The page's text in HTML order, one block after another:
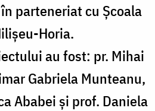
parteneriat cu Școala
Horia.
au fost: pr. Mihai
Gabriela Munteanu,
Ababei și prof. Daniela